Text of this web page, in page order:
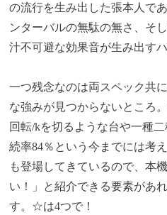
の流行を生み出した張本人で
ンターバルの無駄の無さ、そ
汁不可避な効果音が生み出す
一つ残念なのは両スペック共
な強みが見つからないところ
回転/kを切るような台や一種
続率84％という今までには考
も登場してきているので、本
い！」と紹介できる要素があ
す。☆は4つで！